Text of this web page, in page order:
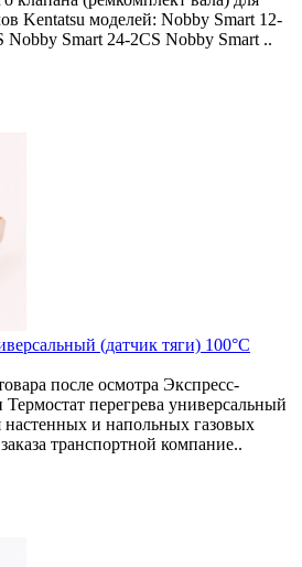
Kentatsu моделей: Nobby Smart 12-
Nobby Smart 24-2CS Nobby Smart ..
(датчик тяги) 100°C
после осмотра Экспресс-
Термостат перегрева универсальный
настенных и напольных газовых
транспортной компание..